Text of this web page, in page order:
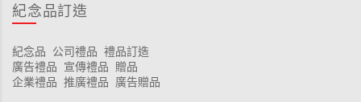
紀念品訂造
紀念品 公司禮品 禮品訂造
廣告禮品 宣傳禮品 贈品
企業禮品 推廣禮品 廣告贈品